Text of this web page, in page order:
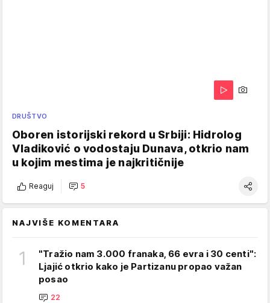
DRUŠTVO
Oboren istorijski rekord u Srbiji: Hidrolog
Vladiković o vodostaju Dunava, otkrio nam
u kojim mestima je najkritičnije
Reaguj 5
NAJVIŠE KOMENTARA
1
"Tražio nam 3.000 franaka, 66 evra i 30 centi":
Ljajić otkrio kako je Partizanu propao važan
posao
22